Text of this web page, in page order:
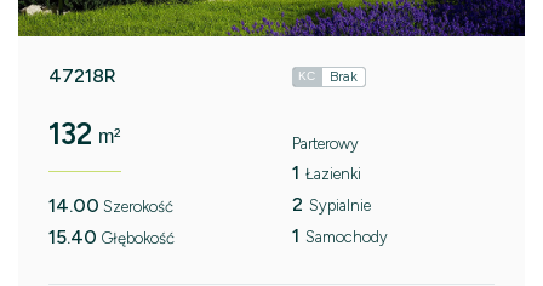
47218R KC Brak
132 m²
14.00 Szerokość
15.40 Głębokość
Parterowy
1 Łazienki
2 Sypialnie
1 Samochody